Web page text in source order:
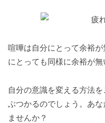
喧嘩は自分にとって余裕
にとっても同様に余裕が無
自分の意識を変える方法
ぶつかるのでしょう。あ
ませんか？